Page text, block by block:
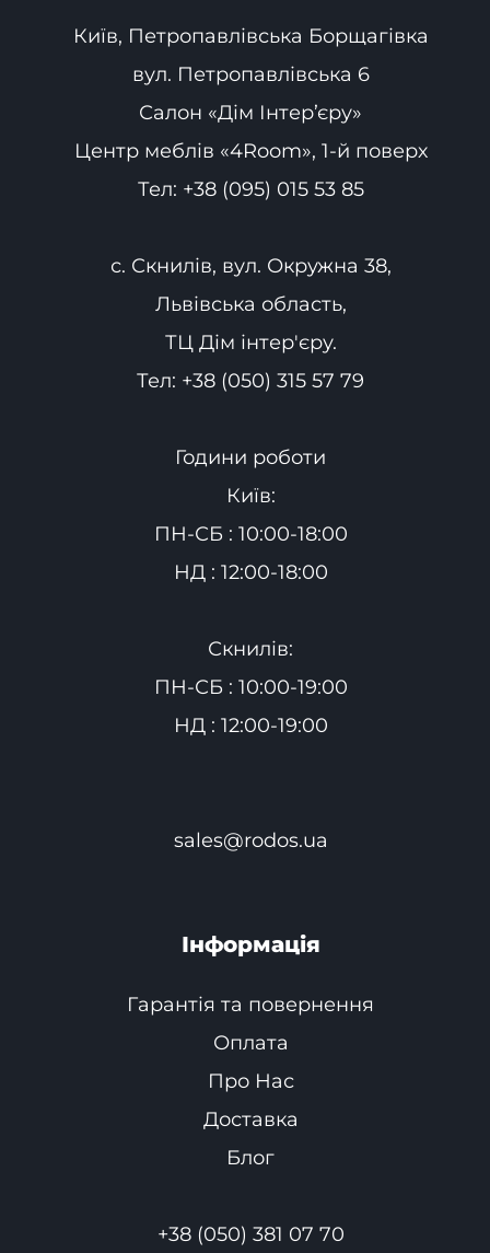
Київ, Петропавлівська Борщагівка
вул. Петропавлівська 6
Салон «Дім Інтер’єру»
Центр меблів «4Room», 1-й поверх
Тел: +38 (095) 015 53 85
с. Скнилів, вул. Окружна 38,
Львівська область,
ТЦ Дім інтер'єру.
Тел: +38 (050) 315 57 79
Години роботи
Київ:
ПН-СБ : 10:00-18:00
НД : 12:00-18:00
Скнилів:
ПН-СБ : 10:00-19:00
НД : 12:00-19:00
sales@rodos.ua
Інформація
Гарантія та повернення
Оплата
Про Нас
Доставка
Блог
+38 (050) 381 07 70